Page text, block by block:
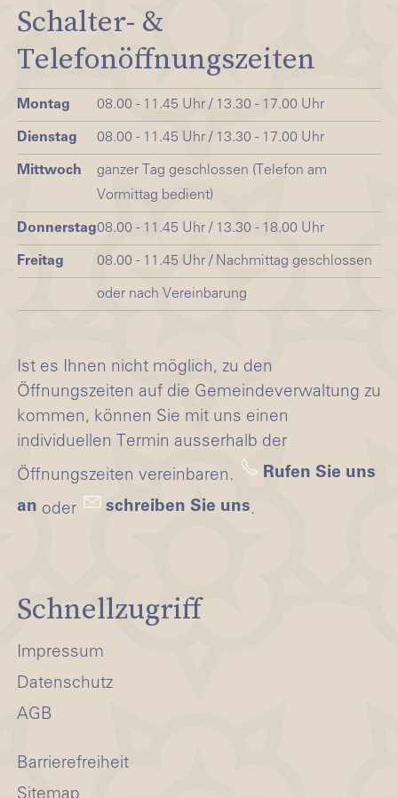
Schalter- &
Telefonöffnungszeiten
Montag 08.00 - 11.45 Uhr / 13.30 - 17.00 Uhr
Dienstag 08.00 - 11.45 Uhr / 13.30 - 17.00 Uhr
Mittwoch
ganzer Tag geschlossen (Telefon am
Vormittag bedient)
Donnerstag08.00 - 11.45 Uhr / 13.30 - 18.00 Uhr
Freitag 08.00 - 11.45 Uhr / Nachmittag geschlossen
oder nach Vereinbarung
Ist es Ihnen nicht möglich, zu den
Öffnungszeiten auf die Gemeindeverwaltung zu
kommen, können Sie mit uns einen
individuellen Termin ausserhalb der
Öffnungszeiten vereinbaren.
Rufen Sie uns
an oder schreiben Sie uns.
Schnellzugriff
Impressum
Datenschutz
AGB
Barrierefreiheit